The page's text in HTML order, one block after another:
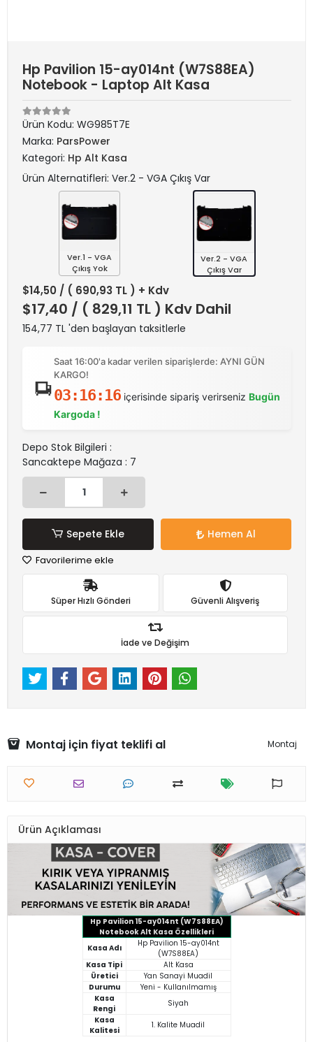
Hp Pavilion 15-ay014nt (W7S88EA)
Notebook - Laptop Alt Kasa
Ürün Kodu: WG985T7E
Marka: ParsPower
Kategori: Hp Alt Kasa
Ürün Alternatifleri: Ver.2 - VGA Çıkış Var
Ver.1 - VGA
Çıkış Yok
Ver.2 - VGA
Çıkış Var
$14,50 / ( 690,93 TL ) + Kdv
$17,40 / ( 829,11 TL ) Kdv Dahil
154,77 TL 'den başlayan taksitlerle
Saat 16:00'a kadar verilen siparişlerde: AYNI GÜN
KARGO!
03:16:16içerisinde sipariş verirseniz Bugün
Kargoda !
Depo Stok Bilgileri :
Sancaktepe Mağaza : 7
Sepete Ekle Hemen Al
Favorilerime ekle
Süper Hızlı Gönderi Güvenli Alışveriş
İade ve Değişim
Montaj için fiyat teklifi al Montaj
Ürün Açıklaması
Hp Pavilion 15-ay014nt (W7S88EA)
Notebook Alt Kasa Özellikleri
Kasa Adı
Hp Pavilion 15-ay014nt
(W7S88EA)
Kasa Tipi
Alt Kasa
Üretici
Yan Sanayi Muadil
Durumu
Yeni - Kullanılmamış
Kasa
Rengi
Siyah
Kasa
Kalitesi
1. Kalite Muadil